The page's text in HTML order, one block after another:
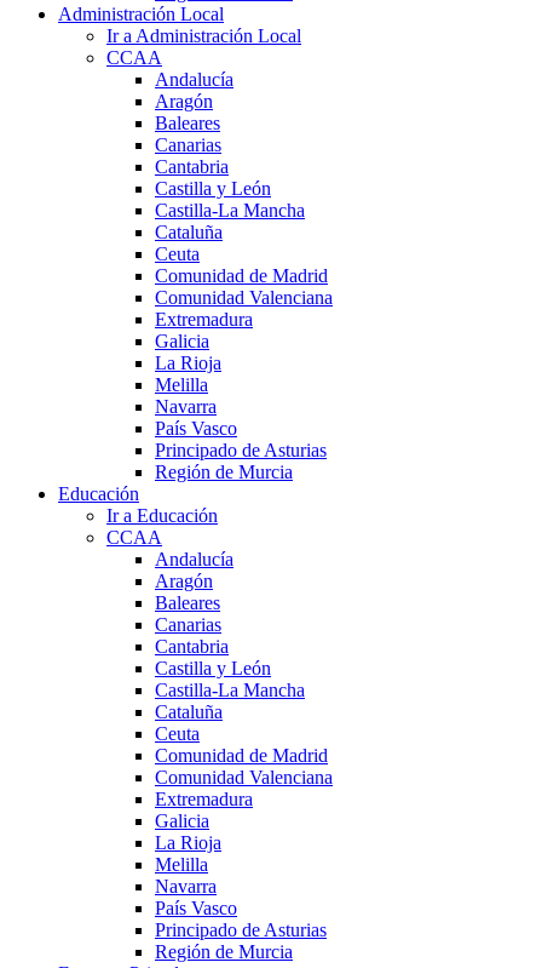
Administración Local
Ir a Administración Local
CCAA
Andalucía
Aragón
Baleares
Canarias
Cantabria
Castilla y León
Castilla-La Mancha
Cataluña
Ceuta
Comunidad de Madrid
Comunidad Valenciana
Extremadura
Galicia
La Rioja
Melilla
Navarra
País Vasco
Principado de Asturias
Región de Murcia
Educación
Ir a Educación
CCAA
Andalucía
Aragón
Baleares
Canarias
Cantabria
Castilla y León
Castilla-La Mancha
Cataluña
Ceuta
Comunidad de Madrid
Comunidad Valenciana
Extremadura
Galicia
La Rioja
Melilla
Navarra
País Vasco
Principado de Asturias
Región de Murcia